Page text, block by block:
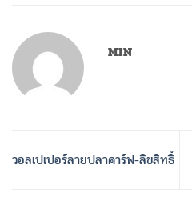
MIN
วอลเปเปอร์ลายปลาคาร์ฟ-ลิขสิทธิ์